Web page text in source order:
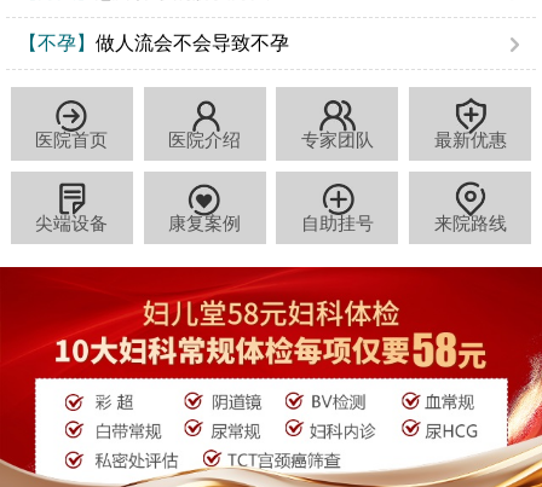
【不孕】 做人流会不会导致不孕
医院首页 医院介绍 专家团队 最新优惠
尖端设备 康复案例 自助挂号 来院路线